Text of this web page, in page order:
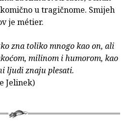
u tragičnome. Smijeh
je métier.
zna toliko mnogo kao on, ali
milinom i humorom, kao
ljudi znaju plesati.
Jelinek)